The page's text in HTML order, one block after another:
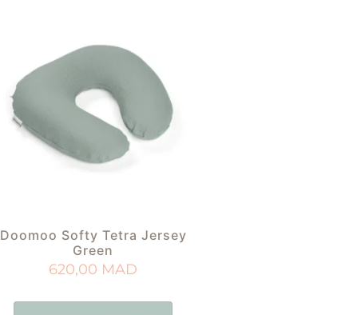
Doomoo Softy Tetra Jersey
Green
620,00 MAD